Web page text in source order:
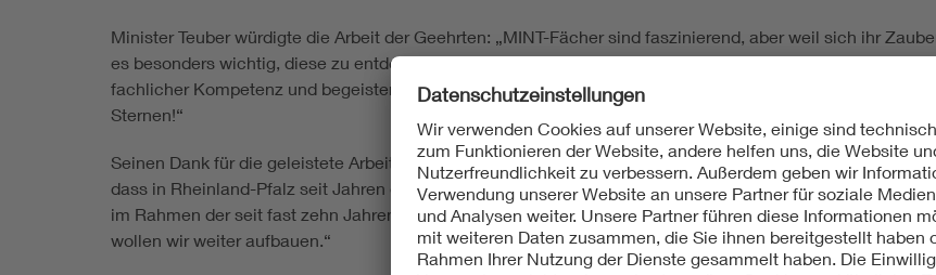
Minister Teuber würdigte die Arbeit der Geehrten: „MINT-Fächer sind faszinierend, aber weil sich ihr
es besonders wichtig, diese zu entdecken. Lehrkräfte, Erzieherinnen und Erzieher, die den besonderen
fachlicher Kompetenz und begeisterndem Spaß. Das ermöglichen Sie in Ihren Projekten. Vielen Dank
Sternen!“
Seinen Dank für die geleistete Arbeit sowie an die Verbände VDE und VDI für die gemeinsame Auslobung
dass in Rheinland-Pfalz seit Jahren ein fruchtbarer MINT-Boden geschaffen wurde, auf dem solche
im Rahmen der seit fast zehn Jahren etablierten MINT-Strategie die MINT-Förderung zu einem
wollen wir weiter aufbauen.“